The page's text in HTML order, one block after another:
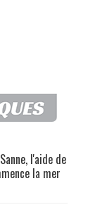
l'aide de
la mer